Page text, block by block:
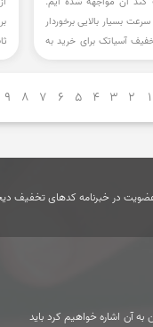
بسیار بالایی برخوردار
آسیاتک برای خرید به
1
2
3
4
5
6
7
8
9
در خبرنامه کدهای تخفیف
به آن اشاره خواهیم کرد باید